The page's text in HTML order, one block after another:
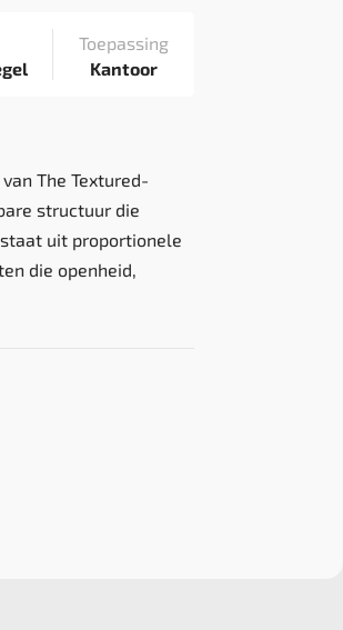
Toepassing
Kantoor
The Textured-
structuur die
uit proportionele
die openheid,